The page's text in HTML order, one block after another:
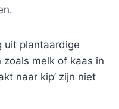
uit plantaardige
melk of kaas in
naar kip’ zijn niet